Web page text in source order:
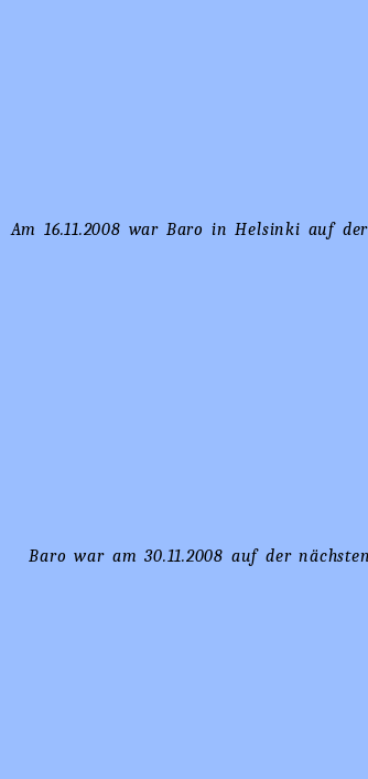
Am 16.11.2008 war Baro in Helsinki auf
Baro war am 30.11.2008 auf der